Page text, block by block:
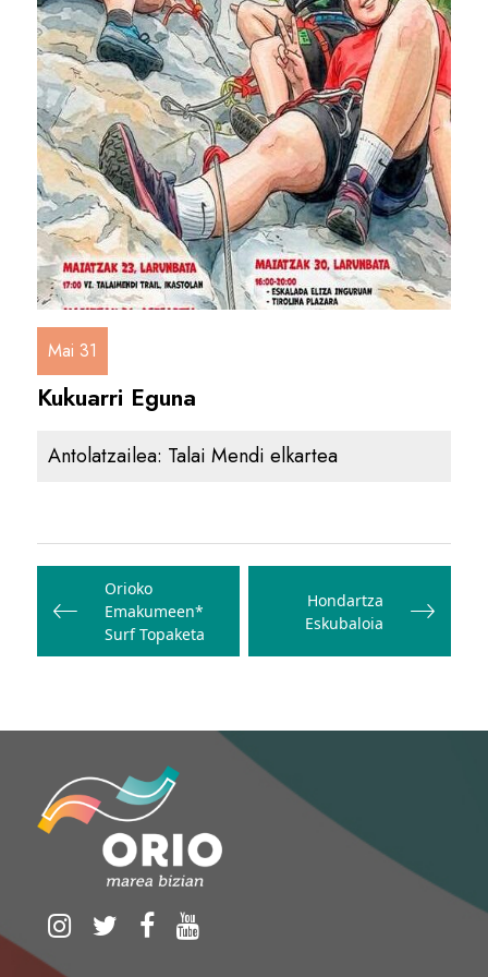
Mai 31
Kukuarri Eguna
Antolatzailea: Talai Mendi elkartea
Bidalketetan
zehar
nabigatu
Orioko
Emakumeen*
Surf Topaketa
Hondartza
Eskubaloia